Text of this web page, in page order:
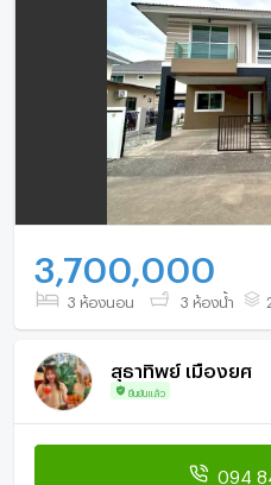
3,700,000
3 ห้องนอน 3 ห้องน้ำ
สุธาทิพย์ เมืองยศ
ยืนยันแล้ว
094